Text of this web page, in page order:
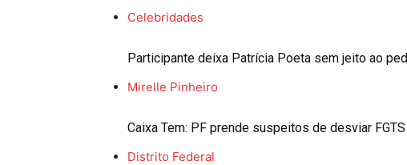
Celebridades
Participante deixa Patrícia Poeta sem jeito ao
Mirelle Pinheiro
Caixa Tem: PF prende suspeitos de desviar
Distrito Federal